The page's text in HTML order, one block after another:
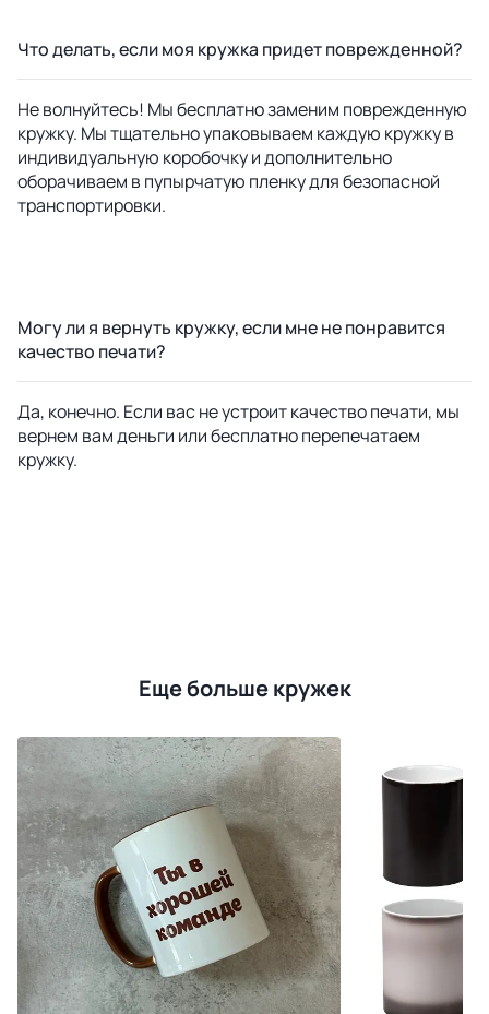
Что делать, если моя кружка придет поврежденной?
Не волнуйтесь! Мы бесплатно заменим поврежденную
кружку. Мы тщательно упаковываем каждую кружку в
индивидуальную коробочку и дополнительно
оборачиваем в пупырчатую пленку для безопасной
транспортировки.
Могу ли я вернуть кружку, если мне не понравится
качество печати?
Да, конечно. Если вас не устроит качество печати, мы
вернем вам деньги или бесплатно перепечатаем
кружку.
Еще больше кружек